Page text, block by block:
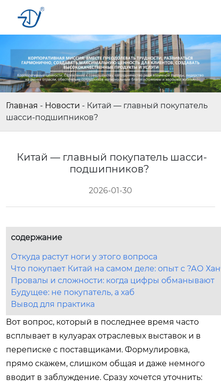
Главная - Новости - Китай — главный покупатель
шасси-подшипников?
Китай — главный покупатель шасси-
подшипников?
2026-01-30
содержание
Откуда растут ноги у этого вопроса
Что покупает Китай на самом деле: опыт с ?АО
Провалы и сложности: когда цифры обманывают
Будущее: не покупатель, а хаб
Вывод для практика
Вот вопрос, который в последнее время часто
всплывает в кулуарах отраслевых выставок и в
переписке с поставщиками. Формулировка,
прямо скажем, слишком общая и даже немного
вводит в заблуждение. Сразу хочется уточнить: